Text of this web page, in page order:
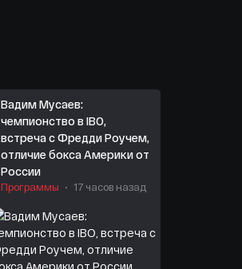
Вадим Мусаев:
чемпионство в IBO,
встреча с Фредди Роучем,
отличие бокса Америки от
России
Программы 17 часов назад